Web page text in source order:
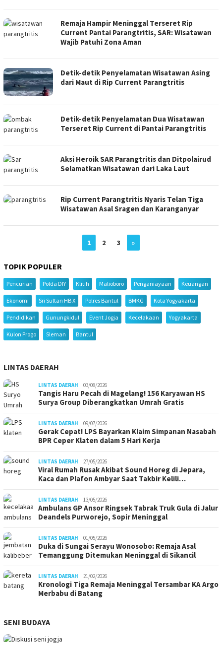
Remaja Hampir Meninggal Terseret Rip
Current Pantai Parangtritis, SAR: Wisatawan
Wajib Patuhi Zona Aman
Detik-detik Penyelamatan Wisatawan Asing
dari Maut di Rip Current Parangtritis
Detik-detik Penyelamatan Dua Wisatawan
Terseret Rip Current di Pantai Parangtritis
Aksi Heroik SAR Parangtritis dan Ditpolairud
Selamatkan Wisatawan dari Laka Laut
Rip Current Parangtritis Nyaris Telan Tiga
Wisatawan Asal Sragen dan Karanganyar
1 2 3 »
TOPIK POPULER
Pencurian Polda DIY Klitih Malioboro Penganiayaan Keuangan
Ekonomi Sri Sultan HB X Polres Bantul BMKG Kota Yogyakarta
Pendidikan Gunungkidul Event Jogja Kecelakaan Yogyakarta
Kulon Progo Sleman Bantul
LINTAS DAERAH
LINTAS DAERAH 03/08/2026
Tangis Haru Pecah di Magelang! 156 Karyawan HS
Surya Group Diberangkatkan Umrah Gratis
LINTAS DAERAH 09/07/2026
Gerak Cepat! LPS Bayarkan Klaim Simpanan Nasabah
BPR Ceper Klaten dalam 5 Hari Kerja
LINTAS DAERAH 27/05/2026
Viral Rumah Rusak Akibat Sound Horeg di Jepara,
Kaca dan Plafon Ambyar Saat Takbir Kelili…
LINTAS DAERAH 13/05/2026
Ambulans GP Ansor Ringsek Tabrak Truk Gula di Jalur
Deandels Purworejo, Sopir Meninggal
LINTAS DAERAH 01/05/2026
Duka di Sungai Serayu Wonosobo: Remaja Asal
Temanggung Ditemukan Meninggal di Sikancil
LINTAS DAERAH 21/02/2026
Kronologi Tiga Remaja Meninggal Tersambar KA Argo
Merbabu di Batang
SENI BUDAYA